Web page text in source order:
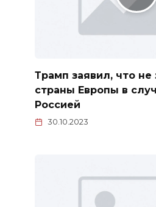
Трамп заявил, что
страны Европы в
Россией
30.10.2023